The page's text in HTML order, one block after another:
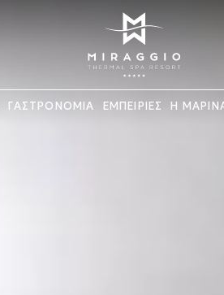
ΓΑΣΤΡΟΝΟΜΙΑ ΕΜΠΕΙΡΙΕΣ Η